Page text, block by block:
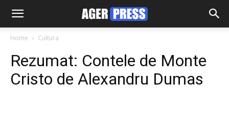
Home Cultura
Rezumat: Contele de Monte
Cristo de Alexandru Dumas